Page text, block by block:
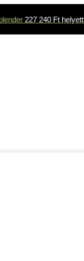
227 240 Ft helyett